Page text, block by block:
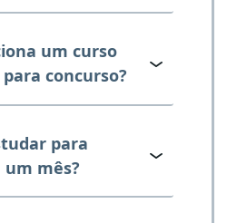
um curso
concurso?
para
mês?